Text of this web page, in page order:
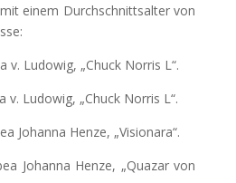
einem Durchschnittsalter von
v. Ludowig, „Chuck Norris L“.
v. Ludowig, „Chuck Norris L“.
Johanna Henze, „Visionara“.
Johanna Henze, „Quazar von